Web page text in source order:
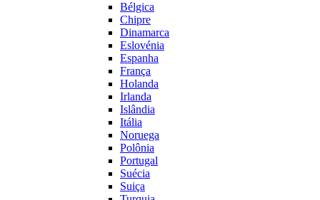
Bélgica
Chipre
Dinamarca
Eslovénia
Espanha
França
Holanda
Irlanda
Islândia
Itália
Noruega
Polônia
Portugal
Suécia
Suiça